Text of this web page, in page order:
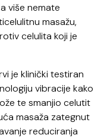
više nemate
masažu,
celulita koji je
je klinički testiran
vibracije kako
te smanjio celutit
masaža zategnut
reduciranja